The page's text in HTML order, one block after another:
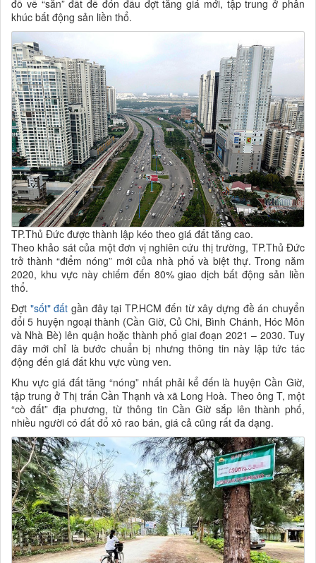
đổ về “săn” đất để đón đầu đợt tăng giá mới, tập trung ở phân
khúc bất động sản liền thổ.
TP.Thủ Đức được thành lập kéo theo giá đất tăng cao.
Theo khảo sát của một đơn vị nghiên cứu thị trường, TP.Thủ Đức
trở thành “điểm nóng” mới của nhà phố và biệt thự. Trong năm
2020, khu vực này chiếm đến 80% giao dịch bất động sản liền
thổ.
Đợt "sốt" đất gần đây tại TP.HCM đến từ xây dựng đề án chuyển
đổi 5 huyện ngoại thành (Cần Giờ, Củ Chi, Bình Chánh, Hóc Môn
và Nhà Bè) lên quận hoặc thành phố giai đoạn 2021 – 2030. Tuy
đây mới chỉ là bước chuẩn bị nhưng thông tin này lập tức tác
động đến giá đất khu vực vùng ven.
Khu vực giá đất tăng “nóng” nhất phải kể đến là huyện Cần Giờ,
tập trung ở Thị trấn Cần Thạnh và xã Long Hoà. Theo ông T, một
“cò đất” địa phương, từ thông tin Cần Giờ sắp lên thành phố,
nhiều người có đất đổ xô rao bán, giá cả cũng rất đa dạng.